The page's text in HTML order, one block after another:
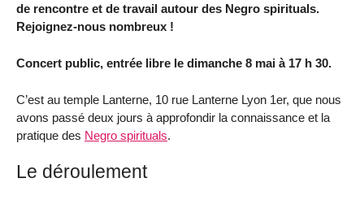
de rencontre et de travail autour des Negro spirituals.
Rejoignez-nous nombreux !
Concert public, entrée libre le dimanche 8 mai à 17 h 30.
C’est au temple Lanterne, 10 rue Lanterne Lyon 1er, que nous
avons passé deux jours à approfondir la connaissance et la
pratique des Negro spirituals.
Le déroulement